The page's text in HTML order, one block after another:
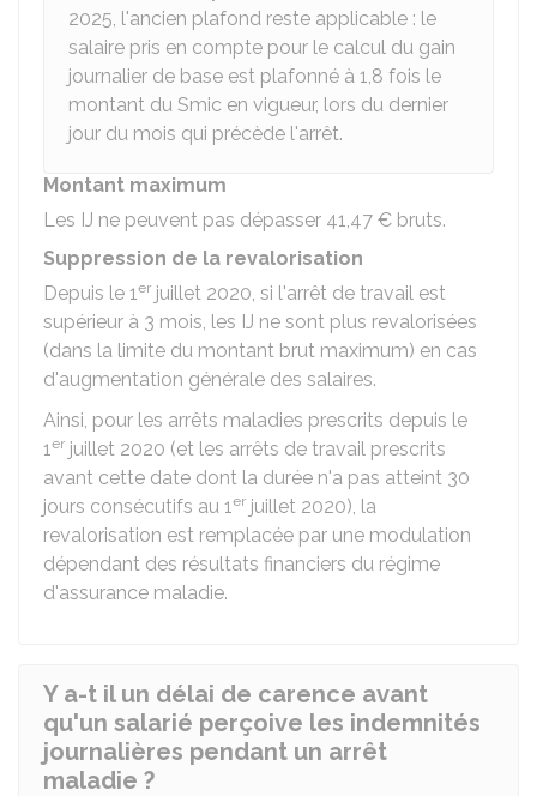
2025, l'ancien plafond reste applicable : le
salaire pris en compte pour le calcul du gain
journalier de base est plafonné à 1,8 fois le
montant du Smic en vigueur, lors du dernier
jour du mois qui précède l'arrêt.
Montant maximum
Les IJ ne peuvent pas dépasser 41,47 € bruts.
Suppression de la revalorisation
Depuis le 1er juillet 2020, si l'arrêt de travail est
supérieur à 3 mois, les IJ ne sont plus revalorisées
(dans la limite du montant brut maximum) en cas
d'augmentation générale des salaires.
Ainsi, pour les arrêts maladies prescrits depuis le
1er juillet 2020 (et les arrêts de travail prescrits
avant cette date dont la durée n'a pas atteint 30
jours consécutifs au 1er juillet 2020), la
revalorisation est remplacée par une modulation
dépendant des résultats financiers du régime
d'assurance maladie.
Y a-t il un délai de carence avant
qu'un salarié perçoive les indemnités
journalières pendant un arrêt
maladie ?